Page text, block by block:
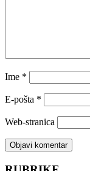
Ime *
E-pošta *
Web-stranica